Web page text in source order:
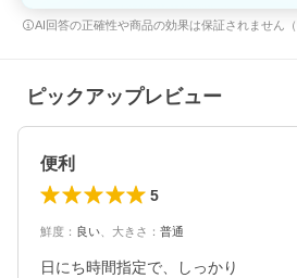
AI回答の正確性や商品の効果は保証されません（
ピックアップレビュー
便利
5
鮮度 ： 良い 大きさ ： 普通
日にち時間指定で、しっかり